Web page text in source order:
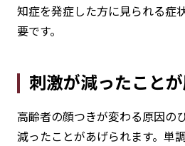
知症を発症した方に見られる症
要です。
刺激が減ったこと
高齢者の顔つきが変わる原因の
減ったことがあげられます。単